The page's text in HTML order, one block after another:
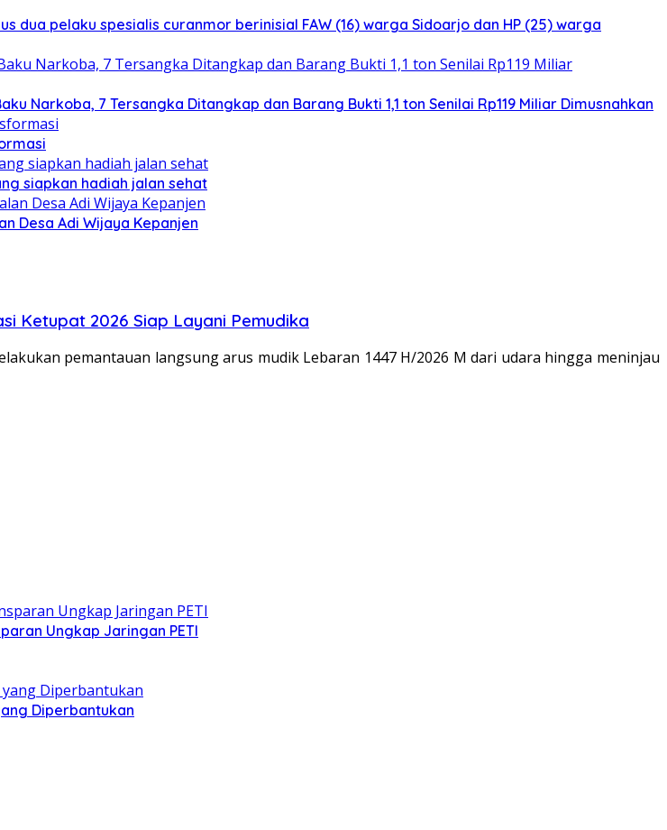
pelaku spesialis curanmor berinisial FAW (16) warga Sidoarjo dan HP (25) warga
Narkoba, 7 Tersangka Ditangkap dan Barang Bukti 1,1 ton Senilai Rp119 Miliar Dimusnahkan
siapkan hadiah jalan sehat
Desa Adi Wijaya Kepanjen
Ketupat 2026 Siap Layani Pemudika
pemantauan langsung arus mudik Lebaran 1447 H/2026 M dari udara hingga meninjau
Ungkap Jaringan PETI
Diperbantukan